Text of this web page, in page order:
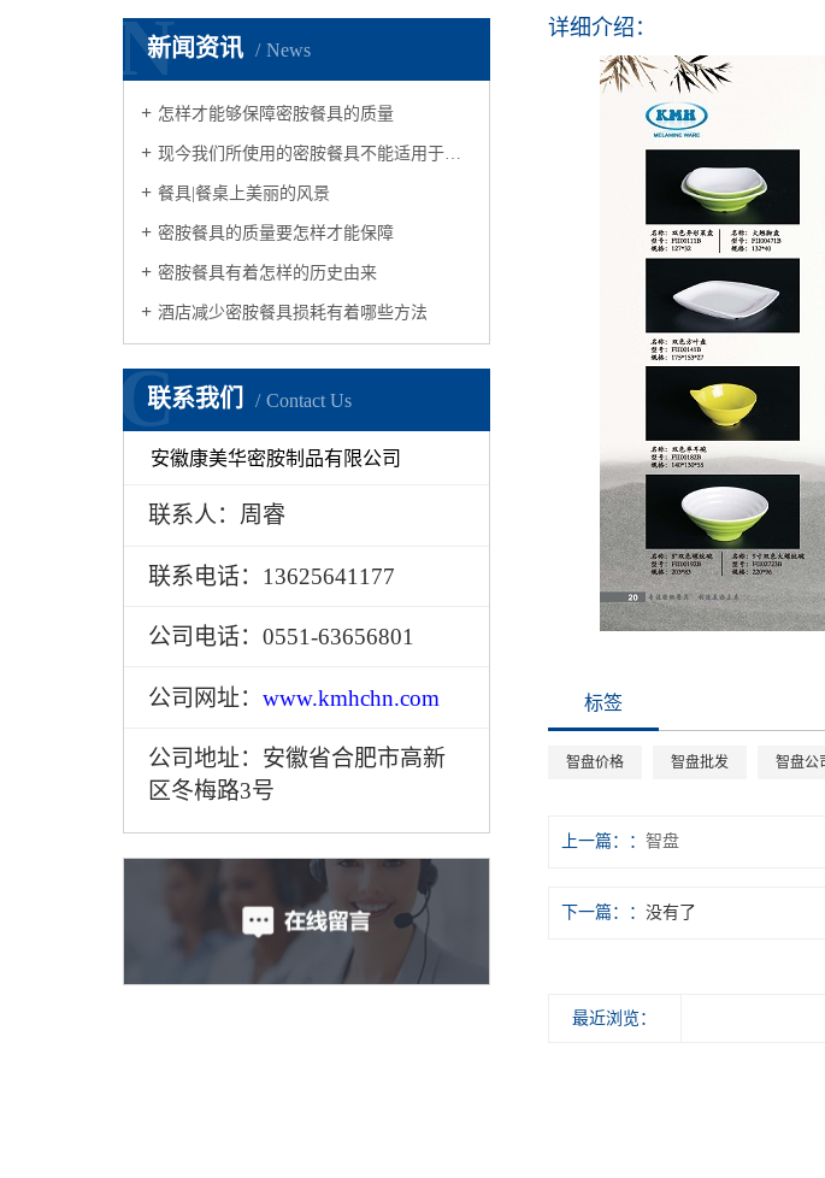
新闻资讯 News
N
怎样才能够保障密胺餐具的质量
现今我们所使用的密胺餐具不能适用于微波炉
餐具|餐桌上美丽的风景
密胺餐具的质量要怎样才能保障
密胺餐具有着怎样的历史由来
酒店减少密胺餐具损耗有着哪些方法
联系我们 Contact Us
C
安徽康美华密胺制品有限公司
联系人：周睿
联系电话：13625641177
公司电话：0551-63656801
公司网址： www.kmhchn.com
公司地址：安徽省合肥市高新
区冬梅路3号
详细介绍：
标签
智盘价格 智盘批发 智盘公
上一篇： 智盘
下一篇： 没有了
最近浏览：